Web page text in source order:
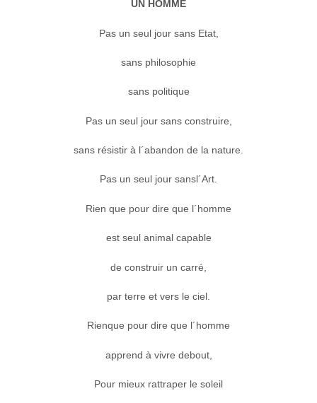
UN HOMME
Pas un seul jour sans Etat,
sans philosophie
sans politique
Pas un seul jour sans construire,
sans résistir à l´abandon de la nature.
Pas un seul jour sansl´Art.
Rien que pour dire que l´homme
est seul animal capable
de construir un carré,
par terre et vers le ciel.
Rienque pour dire que l´homme
apprend à vivre debout,
Pour mieux rattraper le soleil